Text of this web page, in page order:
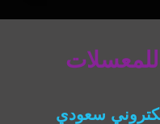
سعودي